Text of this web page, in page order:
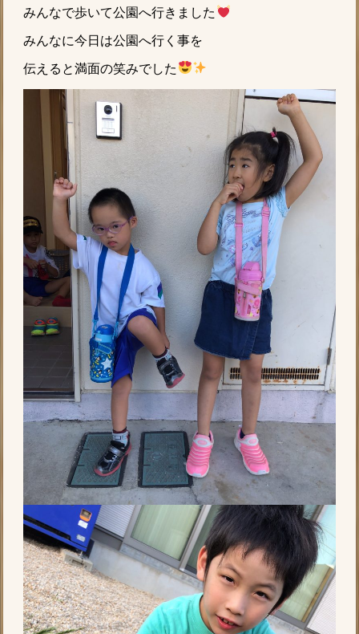
みんなで歩いて公園へ行きました
みんなに今日は公園へ行く事を
伝えると満面の笑みでした